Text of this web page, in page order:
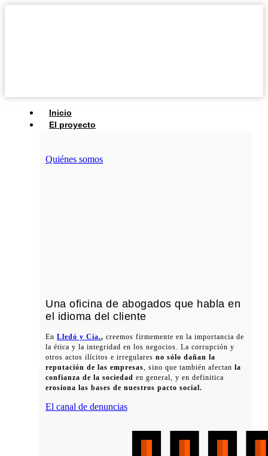
Inicio
El proyecto
Quiénes somos
Una oficina de abogados que habla en
el idioma del cliente
En Lledó y Cía., creemos firmemente en la importancia de
la ética y la integridad en los negocios. La corrupción y
otros actos ilícitos e irregulares no sólo dañan la
reputación de las empresas, sino que también afectan la
confianza de la sociedad en general, y en definitica
erosiona las bases de nuestros pacto social.
El canal de denuncias